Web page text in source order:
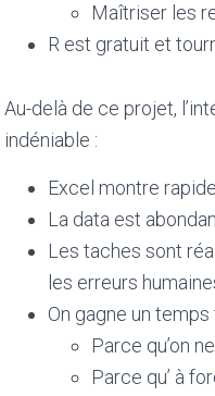
Maîtriser les
R est gratuit et
Au-delà de ce projet,
indéniable :
Excel montre
La data est
Les taches sont
les erreurs
On gagne un temps
Parce qu’on
Parce qu’ à